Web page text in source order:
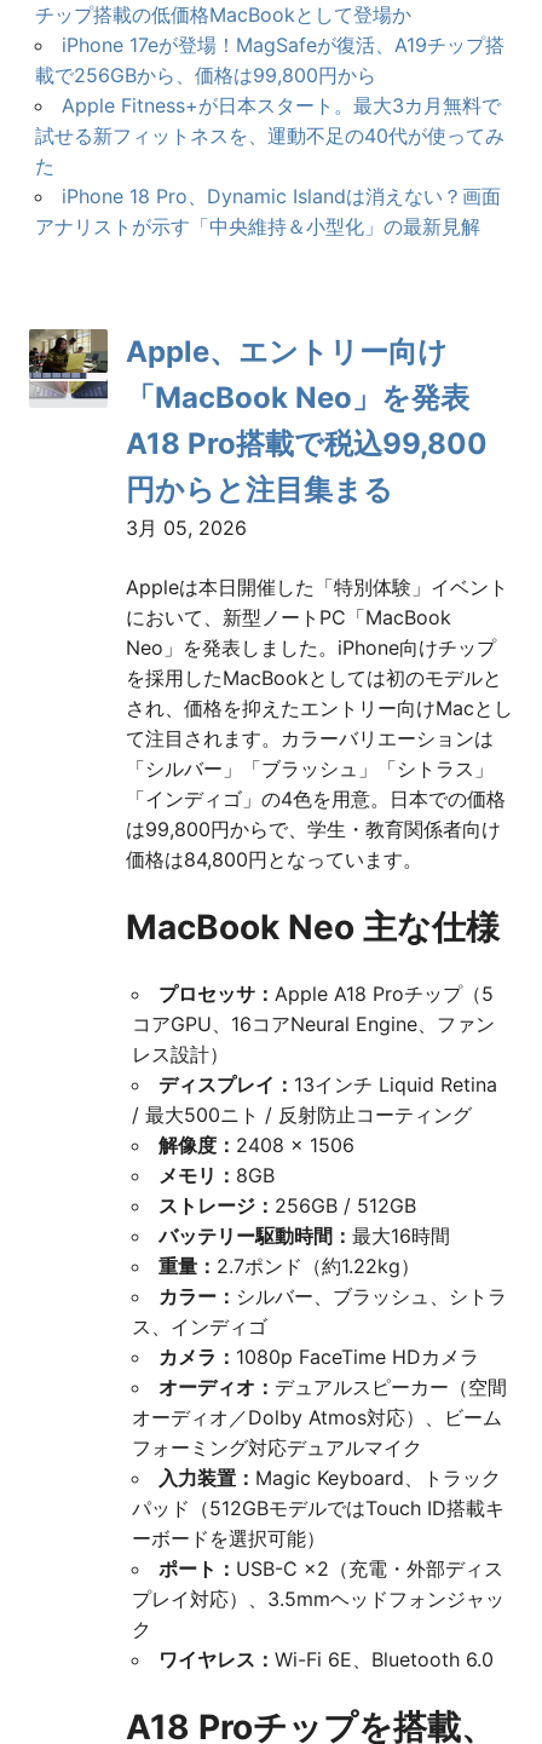
チップ搭載の低価格MacBookとして登場か
iPhone 17eが登場！MagSafeが復活、A19チップ搭
載で256GBから、価格は99,800円から
Apple Fitness+が日本スタート。最大3カ月無料で
試せる新フィットネスを、運動不足の40代が使ってみ
た
iPhone 18 Pro、Dynamic Islandは消えない？画面
アナリストが示す「中央維持＆小型化」の最新見解
Apple、エントリー向け
「MacBook Neo」を発表
A18 Pro搭載で税込99,800
円からと注目集まる
3月 05, 2026
Appleは本日開催した「特別体験」イベント
において、新型ノートPC「MacBook
Neo」を発表しました。iPhone向けチップ
を採用したMacBookとしては初のモデルと
され、価格を抑えたエントリー向けMacとし
て注目されます。カラーバリエーションは
「シルバー」「ブラッシュ」「シトラス」
「インディゴ」の4色を用意。日本での価格
は99,800円からで、学生・教育関係者向け
価格は84,800円となっています。
MacBook Neo 主な仕様
プロセッサ： Apple A18 Proチップ（5
コアGPU、16コアNeural Engine、ファン
レス設計）
ディスプレイ： 13インチ Liquid Retina
/ 最大500ニト / 反射防止コーティング
解像度： 2408 × 1506
メモリ： 8GB
ストレージ： 256GB / 512GB
バッテリー駆動時間： 最大16時間
重量： 2.7ポンド（約1.22kg）
カラー： シルバー、ブラッシュ、シトラ
ス、インディゴ
カメラ： 1080p FaceTime HDカメラ
オーディオ： デュアルスピーカー（空間
オーディオ／Dolby Atmos対応）、ビーム
フォーミング対応デュアルマイク
入力装置： Magic Keyboard、トラック
パッド（512GBモデルではTouch ID搭載キ
ーボードを選択可能）
ポート： USB-C ×2（充電・外部ディス
プレイ対応）、3.5mmヘッドフォンジャッ
ク
ワイヤレス： Wi-Fi 6E、Bluetooth 6.0
A18 Proチップを搭載、